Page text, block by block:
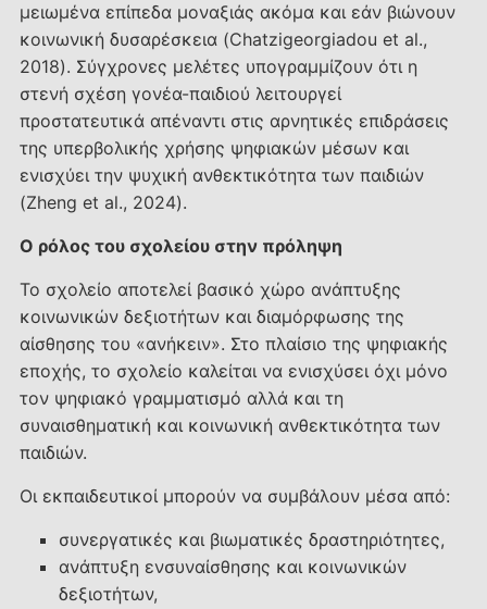
μειωμένα επίπεδα μοναξιάς ακόμα και εάν βιώνουν
κοινωνική δυσαρέσκεια (Chatzigeorgiadou et al.,
2018). Σύγχρονες μελέτες υπογραμμίζουν ότι η
στενή σχέση γονέα-παιδιού λειτουργεί
προστατευτικά απέναντι στις αρνητικές επιδράσεις
της υπερβολικής χρήσης ψηφιακών μέσων και
ενισχύει την ψυχική ανθεκτικότητα των παιδιών
(Zheng et al., 2024).
Ο ρόλος του σχολείου στην πρόληψη
Το σχολείο αποτελεί βασικό χώρο ανάπτυξης
κοινωνικών δεξιοτήτων και διαμόρφωσης της
αίσθησης του «ανήκειν». Στο πλαίσιο της ψηφιακής
εποχής, το σχολείο καλείται να ενισχύσει όχι μόνο
τον ψηφιακό γραμματισμό αλλά και τη
συναισθηματική και κοινωνική ανθεκτικότητα των
παιδιών.
Οι εκπαιδευτικοί μπορούν να συμβάλουν μέσα από:
συνεργατικές και βιωματικές δραστηριότητες,
ανάπτυξη ενσυναίσθησης και κοινωνικών
δεξιοτήτων,